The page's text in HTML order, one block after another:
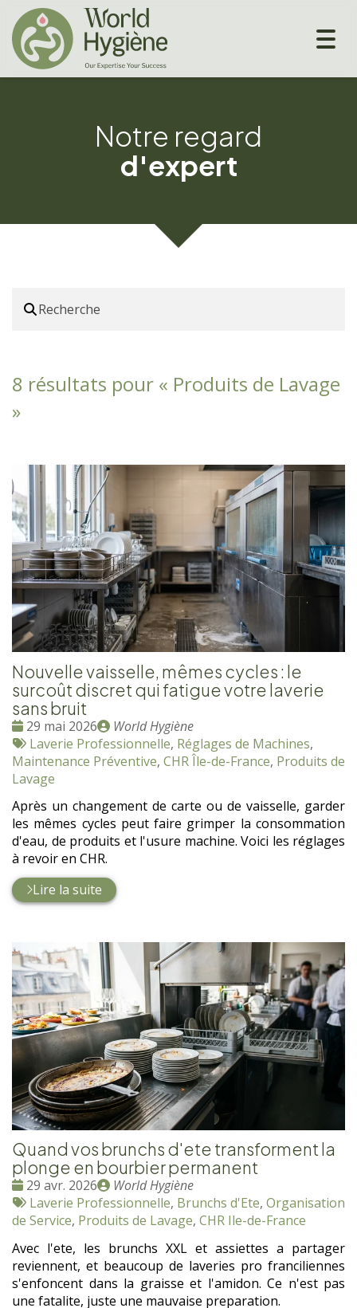
Notre regard
d'expert
8 résultats pour « Produits de Lavage
»
Nouvelle vaisselle, mêmes cycles : le
surcoût discret qui fatigue votre laverie
sans bruit
Date
:
29 mai 2026
Publié
par
World Hygiène
Tags
:
Laverie Professionnelle, Réglages de Machines,
Maintenance Préventive, CHR Île-de-France, Produits de
Lavage
Après un changement de carte ou de vaisselle, garder
les mêmes cycles peut faire grimper la consommation
d'eau, de produits et l'usure machine. Voici les réglages
à revoir en CHR.
Lire la suite
Quand vos brunchs d'ete transforment la
plonge en bourbier permanent
Date
:
29 avr. 2026
Publié
par
World Hygiène
Tags
:
Laverie Professionnelle, Brunchs d'Ete, Organisation
de Service, Produits de Lavage, CHR Ile-de-France
Avec l'ete, les brunchs XXL et assiettes a partager
reviennent, et beaucoup de laveries pro franciliennes
s'enfoncent dans la graisse et l'amidon. Ce n'est pas
une fatalite, juste une mauvaise preparation.